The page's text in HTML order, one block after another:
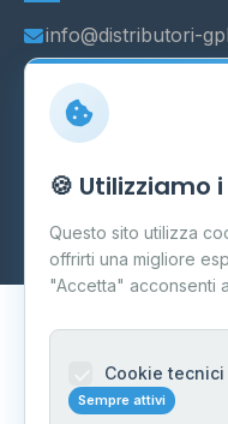
info@distributori-
Carpi
Dati forniti da
🍪 Utilizziamo
Questo sito utilizza
offrirti una migliore
"Accetta" acconsenti
Cookie
Sempre attivi